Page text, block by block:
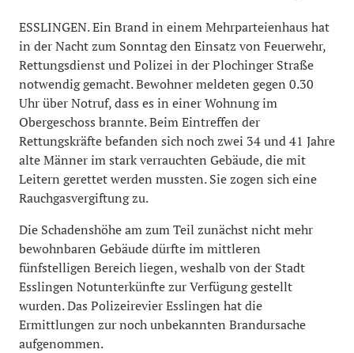
ESSLINGEN. Ein Brand in einem Mehrparteienhaus hat
in der Nacht zum Sonntag den Einsatz von Feuerwehr,
Rettungsdienst und Polizei in der Plochinger Straße
notwendig gemacht. Bewohner meldeten gegen 0.30
Uhr über Notruf, dass es in einer Wohnung im
Obergeschoss brannte. Beim Eintreffen der
Rettungskräfte befanden sich noch zwei 34 und 41 Jahre
alte Männer im stark verrauchten Gebäude, die mit
Leitern gerettet werden mussten. Sie zogen sich eine
Rauchgasvergiftung zu.
Die Schadenshöhe am zum Teil zunächst nicht mehr
bewohnbaren Gebäude dürfte im mittleren
fünfstelligen Bereich liegen, weshalb von der Stadt
Esslingen Notunterkünfte zur Verfügung gestellt
wurden. Das Polizeirevier Esslingen hat die
Ermittlungen zur noch unbekannten Brandursache
aufgenommen.